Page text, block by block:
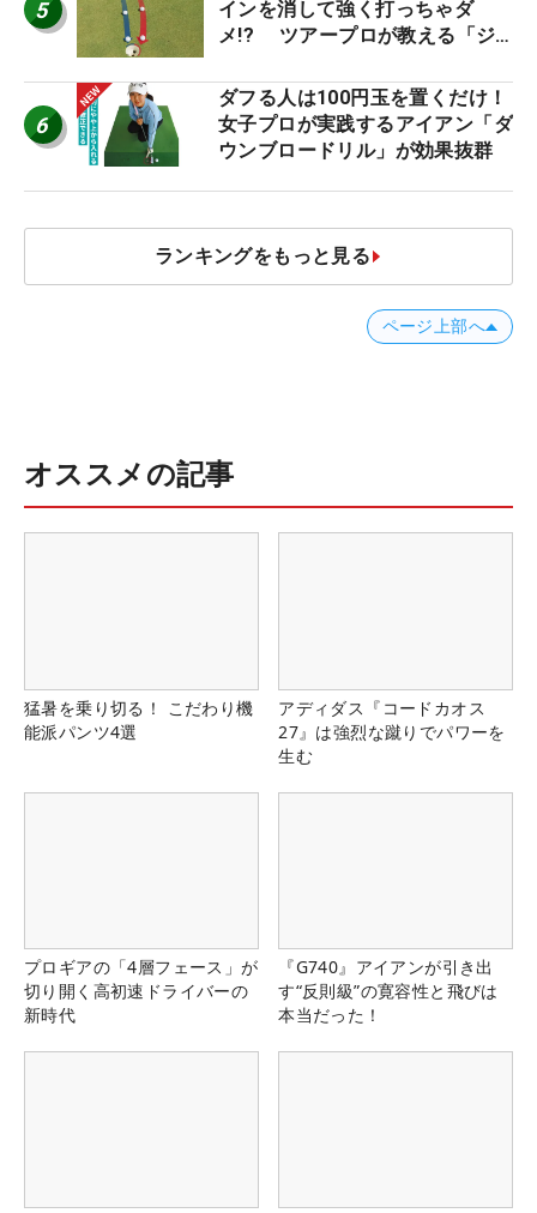
5
インを消して強く打っちゃダ
メ!? ツアープロが教える「ジ
減するワケ
6
ダフる人は100円玉を置くだけ！
女子プロが実践するアイアン「ダ
ウンブロードリル」が効果抜群
ランキングをもっと見る
ページ上部へ
オススメの記事
猛暑を乗り切る！ こだわり機
能派パンツ4選
アディダス『コードカオス
27』は強烈な蹴りでパワーを
生む
プロギアの「4層フェース」が
切り開く高初速ドライバーの
新時代
『G740』アイアンが引き出
す“反則級”の寛容性と飛びは
本当だった！